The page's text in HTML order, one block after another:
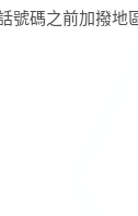
號碼之前加撥地